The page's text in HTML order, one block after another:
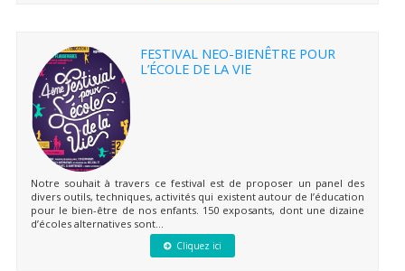
FESTIVAL NEO-BIENÊTRE POUR
L’ÉCOLE DE LA VIE
Notre souhait à travers ce festival est de proposer un panel des
divers outils, techniques, activités qui existent autour de l’éducation
pour le bien-être de nos enfants. 150 exposants, dont une dizaine
d’écoles alternatives sont...
Cliquez ici